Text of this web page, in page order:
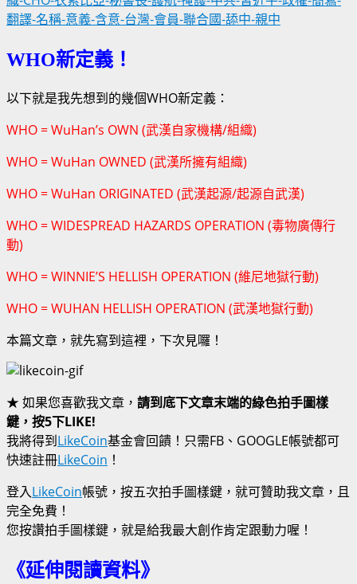
WHO新定義！
以下就是我先想到的幾個WHO新定義：
WHO = WuHan’s OWN (武漢自家機構/組織)
WHO = WuHan OWNED (武漢所擁有組織)
WHO = WuHan ORIGINATED (武漢起源/起源自武漢)
WHO = WIDESPREAD HAZARDS OPERATION (毒物廣傳行
動)
WHO = WINNIE’S HELLISH OPERATION (維尼地獄行動)
WHO = WUHAN HELLISH OPERATION (武漢地獄行動)
本篇文章，就先寫到這裡，下次見囉！
★ 如果您喜歡我文章， 請到底下文章末端的綠色拍手圖樣
鍵，按5下LIKE!
我將得到LikeCoin基金會回饋！只需FB、GOOGLE帳號都可
快速註冊LikeCoin ！
登入LikeCoin帳號，按五次拍手圖樣鍵，就可贊助我文章，且
完全免費！
您按讚拍手圖樣鍵，就是給我最大創作肯定跟動力喔！
《延伸閱讀資料》